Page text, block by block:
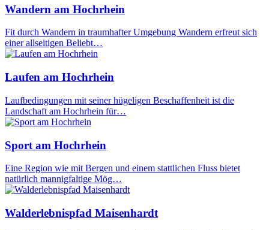
Wandern am Hochrhein
Fit durch Wandern in traumhafter Umgebung Wandern erfreut sich
einer allseitigen Beliebt…
Laufen am Hochrhein
Laufbedingungen mit seiner hügeligen Beschaffenheit ist die
Landschaft am Hochrhein für…
Sport am Hochrhein
Eine Region wie mit Bergen und einem stattlichen Fluss bietet
natürlich mannigfaltige Mög…
Walderlebnispfad Maisenhardt